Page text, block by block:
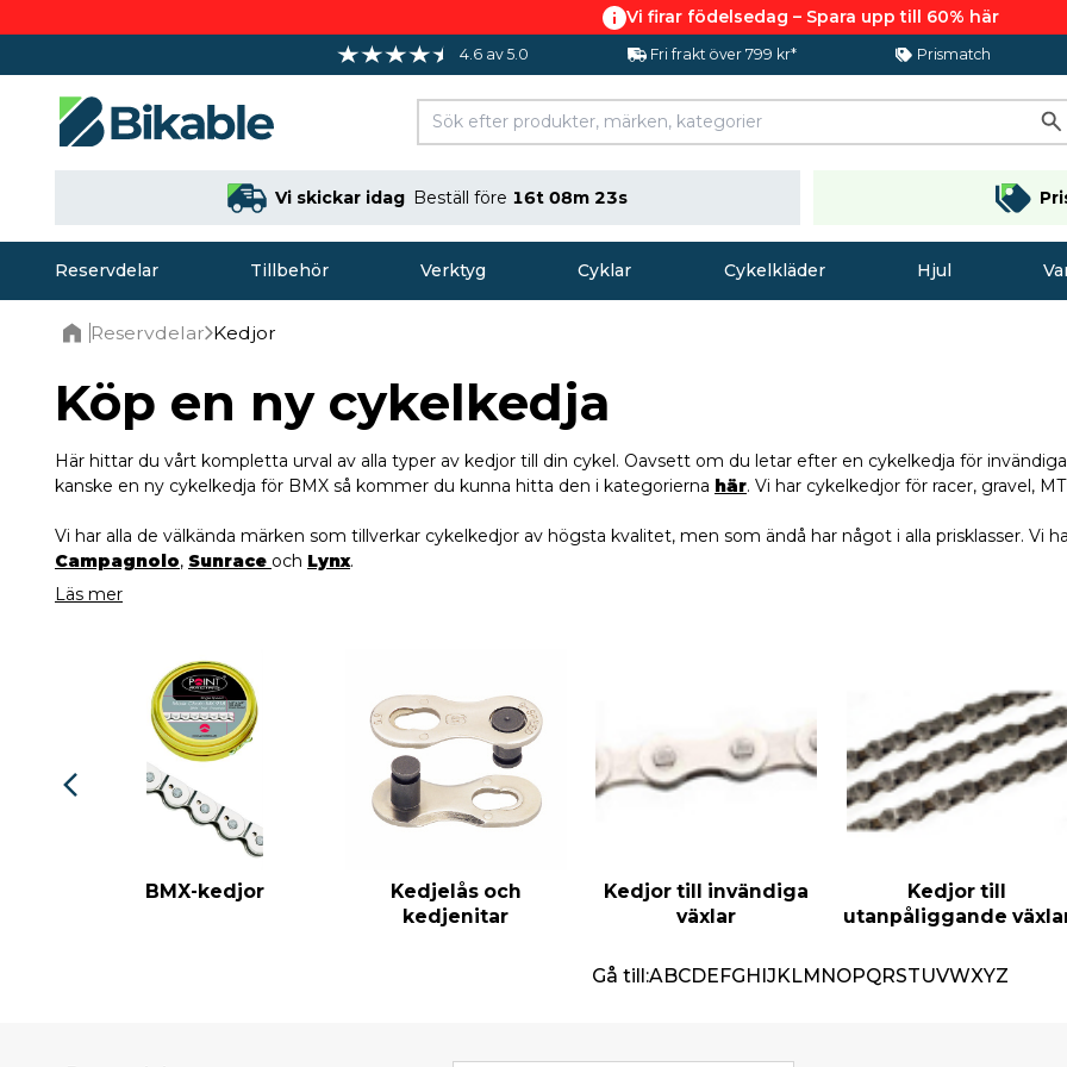
Vi firar födelsedag – Spara upp till 60% här
4.6 av 5.0 Fri frakt över 799 kr* Prismatch
Vi skickar idag Beställ före 16t 08m 22s
Reservdelar Tillbehör Verktyg Cyklar Cykelkläder Hjul
Reservdelar Kedjor
Köp en ny cykelkedja
Här hittar du vårt kompletta urval av alla typer av kedjor till din cykel. Oavsett om du letar efter en cykelkedja för
kanske en ny cykelkedja för BMX så kommer du kunna hitta den i kategorierna här. Vi har cykelkedjor för racer, gravel,
Vi har alla de välkända märken som tillverkar cykelkedjor av högsta kvalitet, men som ändå har något i alla prisklasser. Vi
Campagnolo, Sunrace och Lynx.
Läs mer
BMX-kedjor
Kedjelås och
kedjenitar
Kedjor till invändiga
växlar
Kedjor till
utanpåliggande
Gå till:ABCDEFGHIJKLMNOPQRSTUVWXYZ